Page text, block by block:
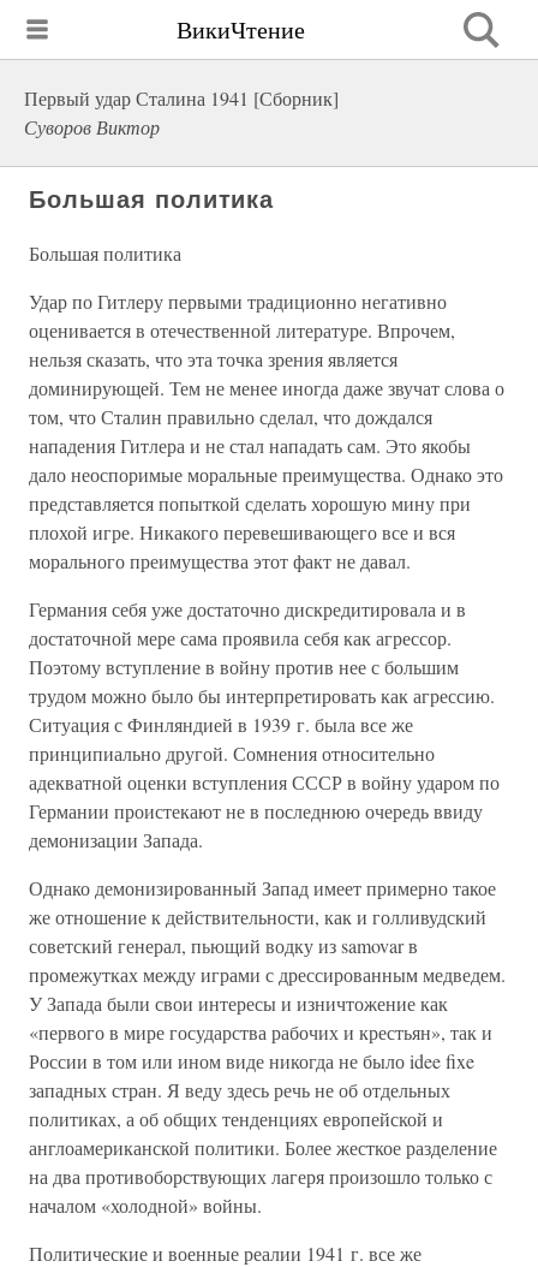
ВикиЧтение
Первый удар Сталина 1941 [Сборник]
Суворов Виктор
Большая политика
Большая политика
Удар по Гитлеру первыми традиционно негативно
оценивается в отечественной литературе. Впрочем,
нельзя сказать, что эта точка зрения является
доминирующей. Тем не менее иногда даже звучат слова о
том, что Сталин правильно сделал, что дождался
нападения Гитлера и не стал нападать сам. Это якобы
дало неоспоримые моральные преимущества. Однако это
представляется попыткой сделать хорошую мину при
плохой игре. Никакого перевешивающего все и вся
морального преимущества этот факт не давал.
Германия себя уже достаточно дискредитировала и в
достаточной мере сама проявила себя как агрессор.
Поэтому вступление в войну против нее с большим
трудом можно было бы интерпретировать как агрессию.
Ситуация с Финляндией в 1939 г. была все же
принципиально другой. Сомнения относительно
адекватной оценки вступления СССР в войну ударом по
Германии проистекают не в последнюю очередь ввиду
демонизации Запада.
Однако демонизированный Запад имеет примерно такое
же отношение к действительности, как и голливудский
советский генерал, пьющий водку из samovar в
промежутках между играми с дрессированным медведем.
У Запада были свои интересы и изничтожение как
«первого в мире государства рабочих и крестьян», так и
России в том или ином виде никогда не было idee fixe
западных стран. Я веду здесь речь не об отдельных
политиках, а об общих тенденциях европейской и
англоамериканской политики. Более жесткое разделение
на два противоборствующих лагеря произошло только с
началом «холодной» войны.
Политические и военные реалии 1941 г. все же